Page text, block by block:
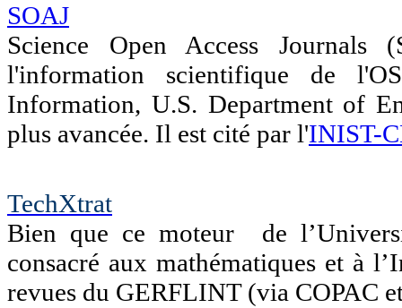
SOAJ
Science Open Access
l'information scientifique de
Information, U.S. Department of
plus avancée. Il est cité par l'INIST-
TechXtrat
Bien que ce moteur de
consacré aux mathématiques et à
revues du GERFLINT (via COPAC